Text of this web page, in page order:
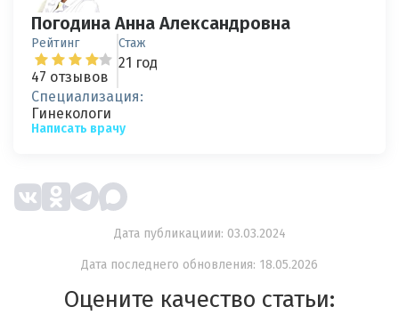
Погодина Анна Александровна
Рейтинг
47 отзывов
Стаж
21 год
Специализация:
Гинекологи
Написать врачу
Дата публикациии: 03.03.2024
Дата последнего обновления: 18.05.2026
Оцените качество статьи: